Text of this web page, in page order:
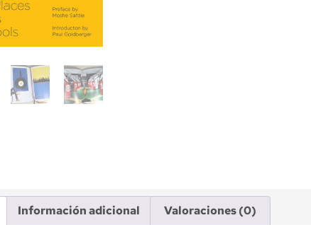
Información adicional Valoraciones (0)